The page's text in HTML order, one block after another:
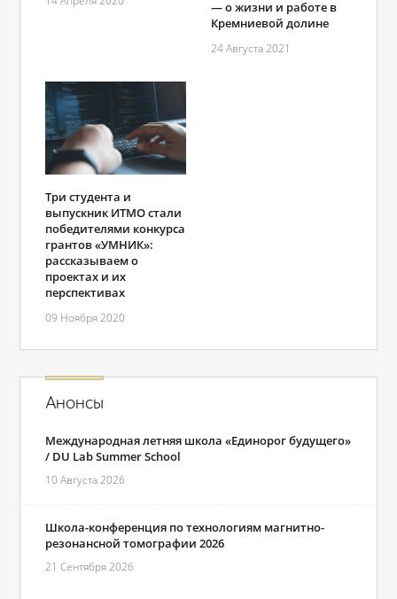
― о жизни и работе в
Кремниевой долине
24 Августа 2021
Три студента и
выпускник ИТМО стали
победителями конкурса
грантов «УМНИК»:
рассказываем о
проектах и их
перспективах
09 Ноября 2020
Анонсы
Международная летняя школа «Единорог будущего»
/ DU Lab Summer School
10 Августа 2026
Школа-конференция по технологиям магнитно-
резонансной томографии 2026
21 Сентября 2026